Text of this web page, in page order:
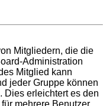
Mitgliedern, die die
Administration
Mitglied kann
jeder Gruppe können
Dies erleichtert es den